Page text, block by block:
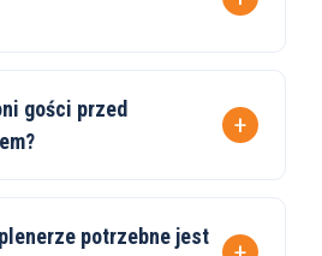
gości przed
potrzebne jest